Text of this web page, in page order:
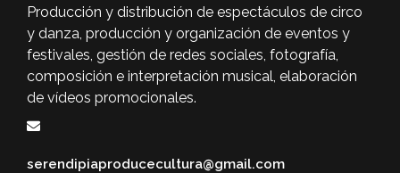
Producción y distribución de espectáculos de circo
y danza, producción y organización de eventos y
festivales, gestión de redes sociales, fotografía,
composición e interpretación musical, elaboración
de vídeos promocionales.
serendipiaproducecultura@gmail.com